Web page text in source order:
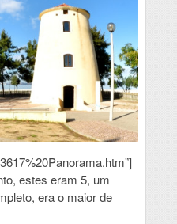
estes eram 5, um
era o maior de